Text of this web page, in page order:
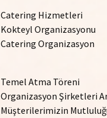
Catering Hizmetleri
Kokteyl Organizasyonu
Catering Organizasyon
Temel Atma Töreni
Organizasyon Şirketleri
Müşterilerimizin